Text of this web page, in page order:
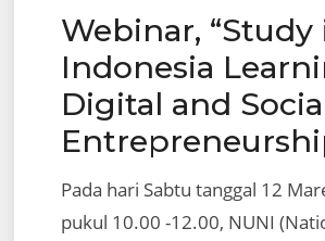
Staf
ke
Universitas
Webinar, “Study
Indonesia
Digital and
Pada hari Sabtu tanggal 12
pukul 10.00 -12.00, NUNI